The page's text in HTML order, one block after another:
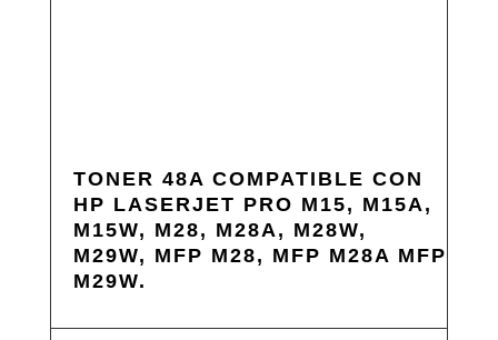
TONER 48A COMPATIBLE CON
HP LASERJET PRO M15, M15A,
M15W, M28, M28A, M28W,
M29W, MFP M28, MFP M28A MFP
M29W.